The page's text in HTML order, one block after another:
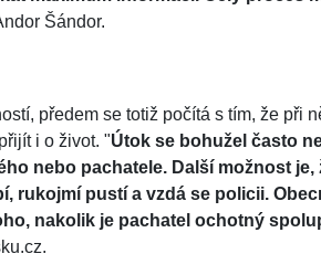
Šándor.
předem se totiž počítá s tím, že při
i o život. "Útok se bohužel často
nebo pachatele. Další možnost
rukojmí pustí a vzdá se policii.
nakolik je pachatel ochotný